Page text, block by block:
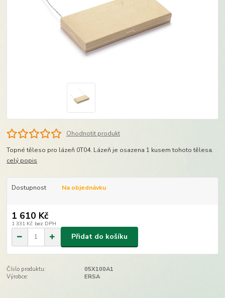
Ohodnotit produkt
Topné těleso pro lázeň 0T04. Lázeň je osazena 1 kusem tohoto tělesa.
celý popis
Dostupnost Na objednávku
1 610 Kč
1 331 Kč bez DPH
Přidat do košíku
Číslo produktu:
05X100A1
Výrobce:
ERSA